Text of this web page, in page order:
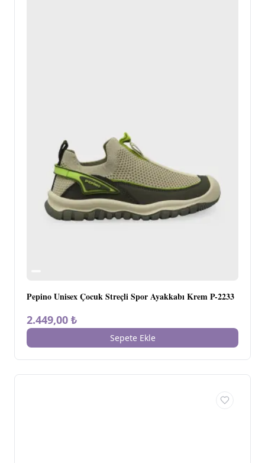
Pepino Unisex Çocuk Streçli Spor Ayakkabı Krem P-2233
2.449,00 ₺
Sepete Ekle